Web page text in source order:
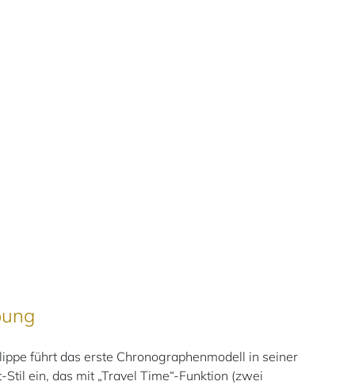
führt das erste Chronographenmodell in seiner
ein, das mit „Travel Time“-Funktion (zwei